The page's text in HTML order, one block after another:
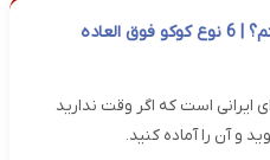
غذای سریع و راحت چی درست کنم؟ | 6 نوع کوکو فوق العاده
است که اگر وقت ندارید